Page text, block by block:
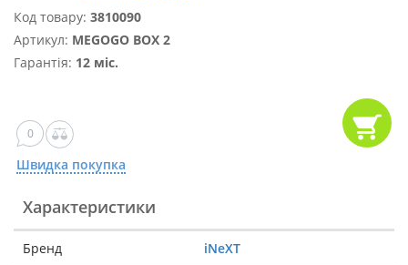
Код товару: 3810090
Артикул: MEGOGO BOX 2
Гарантія: 12 міс.
0
Швидка покупка
Характеристики
Бренд iNeXT